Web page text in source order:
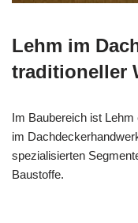
Lehm im
traditioneller
Im Baubereich ist
im
spezialisierten
Baustoffe.